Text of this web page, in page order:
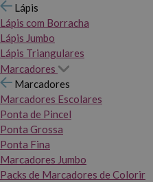
Lápis
Lápis com Borracha
Lápis Jumbo
Lápis Triangulares
Marcadores
Marcadores
Marcadores Escolares
Ponta de Pincel
Ponta Grossa
Ponta Fina
Marcadores Jumbo
Packs de Marcadores de Colorir